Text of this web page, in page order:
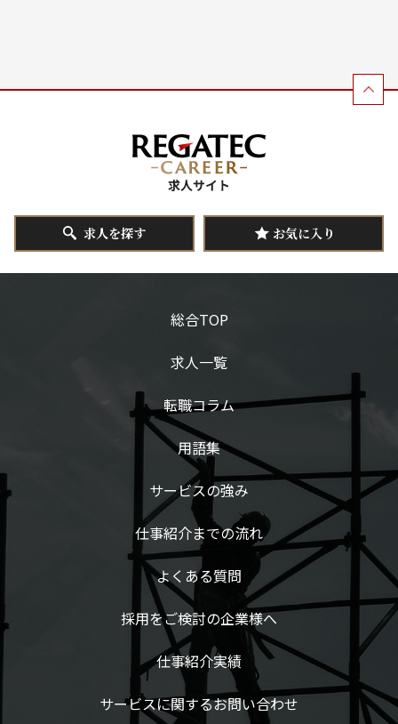
求人を探す お気に入り
総合TOP
求人一覧
転職コラム
用語集
サービスの強み
仕事紹介までの流れ
よくある質問
採用をご検討の企業様へ
仕事紹介実績
サービスに関するお問い合わせ